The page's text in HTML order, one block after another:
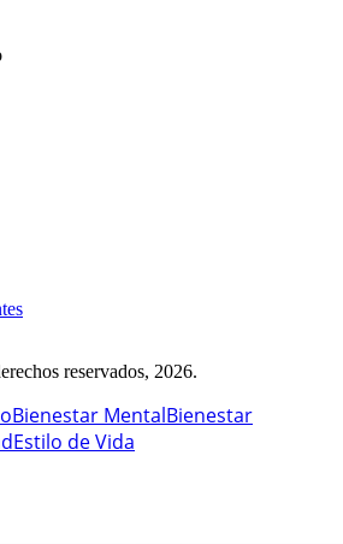
reservados, 2026.
Bienestar MentalBienestar
Estilo de Vida